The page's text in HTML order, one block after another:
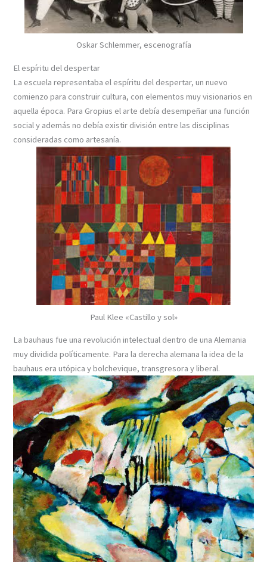
Oskar Schlemmer, escenografía
El espíritu del despertar
La escuela representaba el espíritu del despertar, un nuevo
comienzo para construir cultura, con elementos muy visionarios en
aquella época. Para Gropius el arte debía desempeñar una función
social y además no debía existir división entre las disciplinas
consideradas como artesanía.
Paul Klee «Castillo y sol»
La bauhaus fue una revolución intelectual dentro de una Alemania
muy dividida políticamente. Para la derecha alemana la idea de la
bauhaus era utópica y bolchevique, transgresora y liberal.